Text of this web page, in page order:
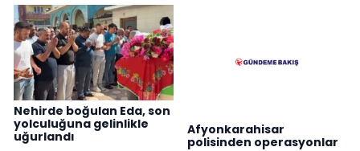
Nehirde boğulan Eda, son
yolculuğuna gelinlikle
uğurlandı
Afyonkarahisar
polisinden operasyonlar